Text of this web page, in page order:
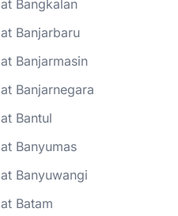
Bangkalan
Banjarbaru
Banjarmasin
Banjarnegara
Bantul
Banyumas
Banyuwangi
Batam